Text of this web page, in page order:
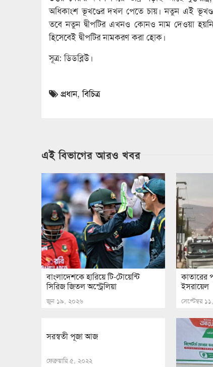
অধিকাংশ ভূখণ্ডের দখল পেতে চায়। নতুন এই
তবে নতুন দ্বীপটির এখনও কোনও নাম দেওয়া
হিসেবেই দ্বীপটির নামকরণ করা হোক।
সূত্র: ডিডব্লিউ।
প্রধান,বিচিত্র
এই বিভাগের আরও খবর
বাংলাদেশকে হারিয়ে টি-টোয়েন্টি
সিরিজ জিতল অস্ট্রেলিয়া
জুন ১৯, ২০২৬
কাতারের
ইসরায়েল
সেপ্টেম্বর
সরস্বতী পূজা আজ
ফেব্রুয়ারি ৫, ২০২২